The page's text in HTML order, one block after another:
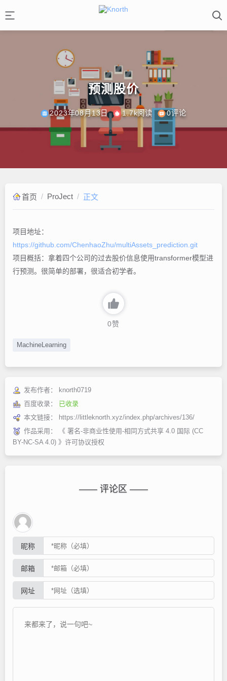
预测股价
2023年08月13日 1.7k阅读 0评论
首页 / ProJect / 正文
项目地址：
https://github.com/ChenhaoZhu/multiAssets_prediction.git
项目概括：拿着四个公司的过去股价信息使用transformer模型进
行预测。很简单的部署，很适合初学者。
0赞
MachineLearning
发布作者：
knorth0719
百度收录：
已收录
本文链接：
https://littleknorth.xyz/index.php/archives/136/
作品采用：
《 署名-非商业性使用-相同方式共享 4.0 国际 (CC
BY-NC-SA 4.0) 》许可协议授权
—— 评论区 ——
昵称
邮箱
网址